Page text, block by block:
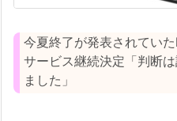
今夏終了が発表されてい
サービス継続決定「判断
ました」